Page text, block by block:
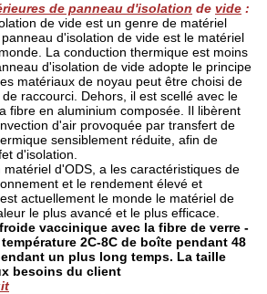
de panneau d'isolation de vide :
de vide est un genre de matériel
d'isolation de vide est le matériel
La conduction thermique est moins
d'isolation de vide adopte le principe
matériaux de noyau peut être choisi de
raccourci. Dehors, il est scellé avec le
fibre en aluminium composée. Il libèrent
d'air provoquée par transfert de
sensiblement réduite, afin de
d'isolation.
matériel d'ODS, a les caractéristiques de
et le rendement élevé et
actuellement le monde le matériel de
le plus avancé et le plus efficace.
vaccinique avec la fibre de verre -
2C-8C de boîte pendant 48
un plus long temps. La taille
besoins du client